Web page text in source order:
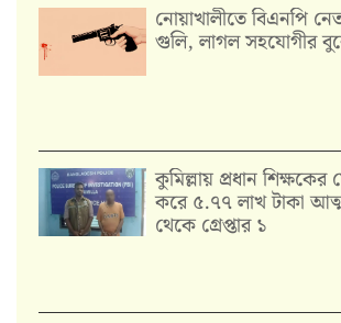
নোয়াখালীতে বিএনপি
গুলি, লাগল সহযোগীর
কুমিল্লায় প্রধান
করে ৫.৭৭ লাখ টাকা
থেকে গ্রেপ্তার ১